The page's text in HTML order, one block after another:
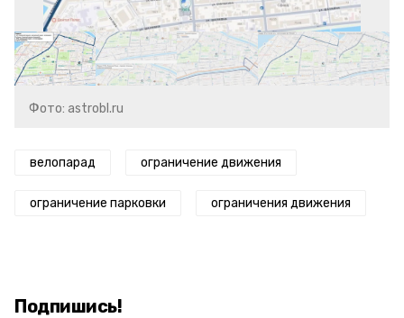
Фото: astrobl.ru
велопарад ограничение движения
ограничение парковки ограничения движения
Подпишись!